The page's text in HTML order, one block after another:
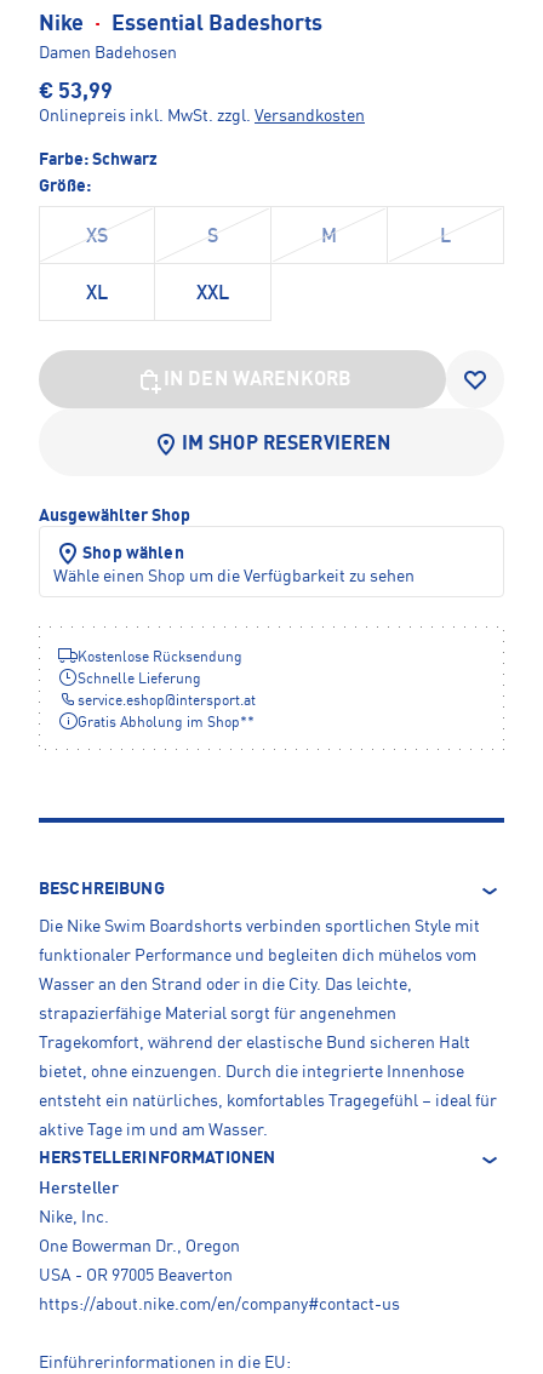
Nike · Essential Badeshorts
Damen Badehosen
€ 53,99
Onlinepreis inkl. MwSt. zzgl. Versandkosten
Farbe: Schwarz
Größe:
XS S M L
XL XXL
IN DEN WARENKORB
IM SHOP RESERVIEREN
Ausgewählter Shop
Shop wählen
Wähle einen Shop um die Verfügbarkeit zu sehen
Kostenlose Rücksendung
Schnelle Lieferung
service.eshop@ intersport.at
Gratis Abholung im Shop**
BESCHREIBUNG
Die Nike Swim Boardshorts verbinden sportlichen Style mit
funktionaler Performance und begleiten dich mühelos vom
Wasser an den Strand oder in die City. Das leichte,
strapazierfähige Material sorgt für angenehmen
Tragekomfort, während der elastische Bund sicheren Halt
bietet, ohne einzuengen. Durch die integrierte Innenhose
entsteht ein natürliches, komfortables Tragegefühl – ideal für
aktive Tage im und am Wasser.
HERSTELLERINFORMATIONEN
Hersteller
Nike, Inc.
One Bowerman Dr., Oregon
USA - OR 97005 Beaverton
https://about.nike.com/en/company#contact-us
Einführerinformationen in die EU: